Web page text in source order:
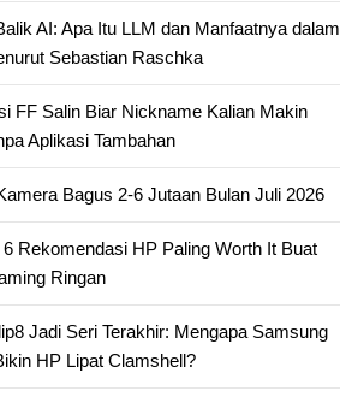
AI: Apa Itu LLM dan Manfaatnya dalam
Sebastian Raschka
FF Salin Biar Nickname Kalian Makin
Aplikasi Tambahan
Bagus 2-6 Jutaan Bulan Juli 2026
Rekomendasi HP Paling Worth It Buat
Ringan
Jadi Seri Terakhir: Mengapa Samsung
HP Lipat Clamshell?